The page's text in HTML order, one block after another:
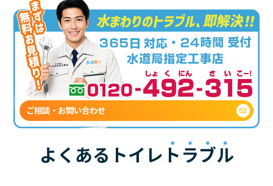
ご相談・お問い合わせ
よくあるトイレ トラブル